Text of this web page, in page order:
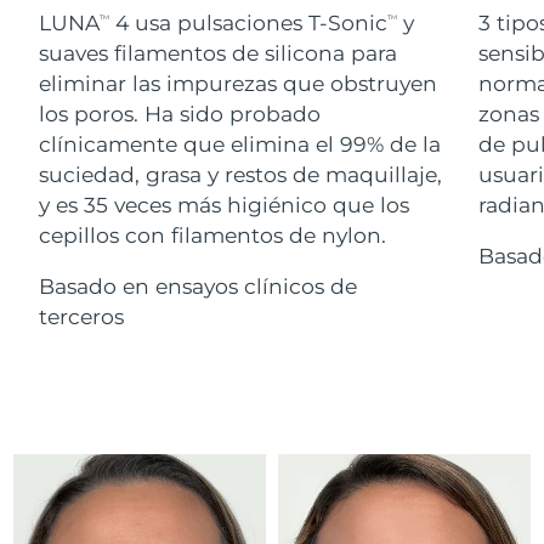
LUNATM 4 usa pulsaciones T-SonicTM
y
suaves filamentos de silicona para
eliminar las impurezas que obstruyen
los poros. Ha sido probado
clínicamente que elimina el 99% de la
suciedad, grasa y restos de maquillaje,
y es 35 veces más higiénico que los
cepillos con filamentos de nylon.
Basado en ensayos clínicos de
terceros
3
de
For healthy hair
18% PAP
Cosméticos Hombres
Comprar todo
FOREO APP
Israel Entrega prevista14/08/2026
Italia Entrega prevista10/08/2026
Japón Entrega prevista13/08/2026
Jersey Entrega prevista 15/08/2026
12/08/2026
Kuwait
Lituania Entrega prevista10/08/2026